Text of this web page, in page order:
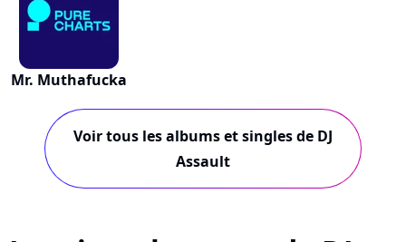
Mr. Muthafucka
Voir tous les albums et singles de DJ
Assault